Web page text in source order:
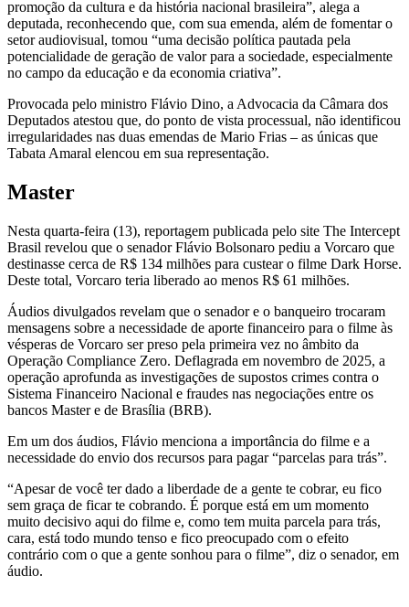
promoção da cultura e da história nacional brasileira”, alega a
deputada, reconhecendo que, com sua emenda, além de fomentar o
setor audiovisual, tomou “uma decisão política pautada pela
potencialidade de geração de valor para a sociedade, especialmente
no campo da educação e da economia criativa”.
Provocada pelo ministro Flávio Dino, a Advocacia da Câmara dos
Deputados atestou que, do ponto de vista processual, não identificou
irregularidades nas duas emendas de Mario Frias – as únicas que
Tabata Amaral elencou em sua representação.
Master
Nesta quarta-feira (13), reportagem publicada pelo site The Intercept
Brasil revelou que o senador Flávio Bolsonaro pediu a Vorcaro que
destinasse cerca de R$ 134 milhões para custear o filme Dark Horse.
Deste total, Vorcaro teria liberado ao menos R$ 61 milhões.
Áudios divulgados revelam que o senador e o banqueiro trocaram
mensagens sobre a necessidade de aporte financeiro para o filme às
vésperas de Vorcaro ser preso pela primeira vez no âmbito da
Operação Compliance Zero. Deflagrada em novembro de 2025, a
operação aprofunda as investigações de supostos crimes contra o
Sistema Financeiro Nacional e fraudes nas negociações entre os
bancos Master e de Brasília (BRB).
Em um dos áudios, Flávio menciona a importância do filme e a
necessidade do envio dos recursos para pagar “parcelas para trás”.
“Apesar de você ter dado a liberdade de a gente te cobrar, eu fico
sem graça de ficar te cobrando. É porque está em um momento
muito decisivo aqui do filme e, como tem muita parcela para trás,
cara, está todo mundo tenso e fico preocupado com o efeito
contrário com o que a gente sonhou para o filme”, diz o senador, em
áudio.